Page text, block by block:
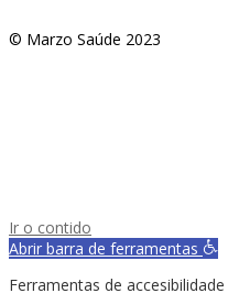
© Marzo Saúde 2023
Ir o contido
Abrir barra de ferramentas
Ferramentas de accesibilidade